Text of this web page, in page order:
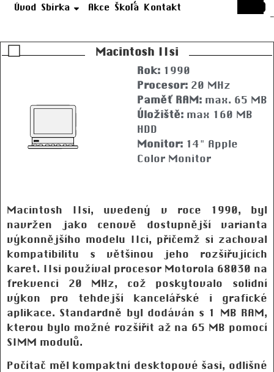
Úvod Sbírka Akce Škola Kontakt
Macintosh IIsi
Rok: 1990
Procesor: 20 MHz
Paměť RAM: max. 65 MB
Úložiště: max 160 MB
HDD
Monitor: 14" Apple
Color Monitor
Macintosh IIsi, uvedený v roce 1990, byl
navržen jako cenově dostupnější varianta
výkonnějšího modelu IIci, přičemž si zachoval
kompatibilitu s většinou jeho rozšiřujících
karet. IIsi používal procesor Motorola 68030 na
frekvenci 20 MHz, což poskytovalo solidní
výkon pro tehdejší kancelářské i grafické
aplikace. Standardně byl dodáván s 1 MB RAM,
kterou bylo možné rozšířit až na 65 MB pomocí
SIMM modulů.
Počítač měl kompaktní desktopové šasi, odlišné